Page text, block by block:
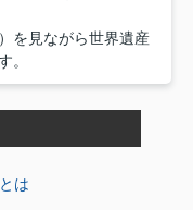
を見ながら世界遺産
。
は